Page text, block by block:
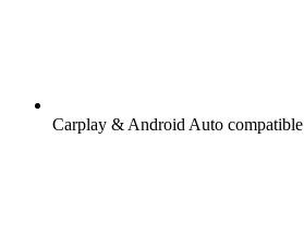
Carplay & Android Auto compatible